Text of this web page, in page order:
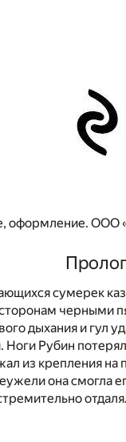
оформление. ООО
Пролог
сумерек
черными
дыхания и гул
Ноги Рубин
из крепления на
она смогла